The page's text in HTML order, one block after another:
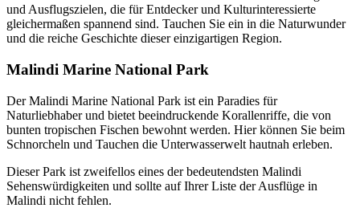
und Ausflugszielen, die für Entdecker und Kulturinteressierte
gleichermaßen spannend sind. Tauchen Sie ein in die Naturwunder
und die reiche Geschichte dieser einzigartigen Region.
Malindi Marine National Park
Der Malindi Marine National Park ist ein Paradies für
Naturliebhaber und bietet beeindruckende Korallenriffe, die von
bunten tropischen Fischen bewohnt werden. Hier können Sie beim
Schnorcheln und Tauchen die Unterwasserwelt hautnah erleben.
Dieser Park ist zweifellos eines der bedeutendsten Malindi
Sehenswürdigkeiten und sollte auf Ihrer Liste der Ausflüge in
Malindi nicht fehlen.